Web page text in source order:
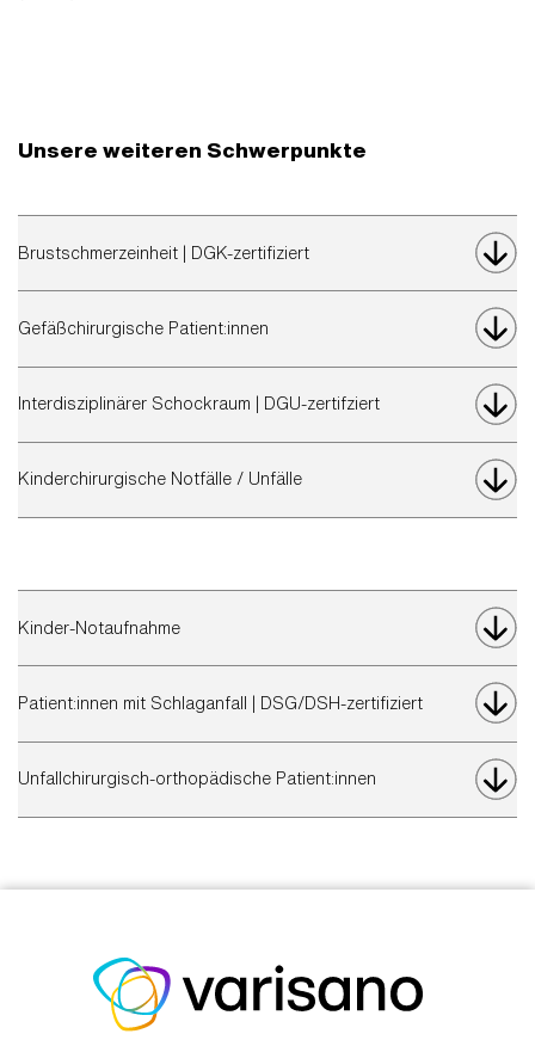
Unsere weiteren Schwerpunkte
Brustschmerzeinheit | DGK-zertifiziert
Gefäßchirurgische Patient:innen
Interdisziplinärer Schockraum | DGU-zertifziert
Kinderchirurgische Notfälle / Unfälle
Kinder-Notaufnahme
Patient:innen mit Schlaganfall | DSG/DSH-zertifiziert
Unfallchirurgisch-orthopädische Patient:innen